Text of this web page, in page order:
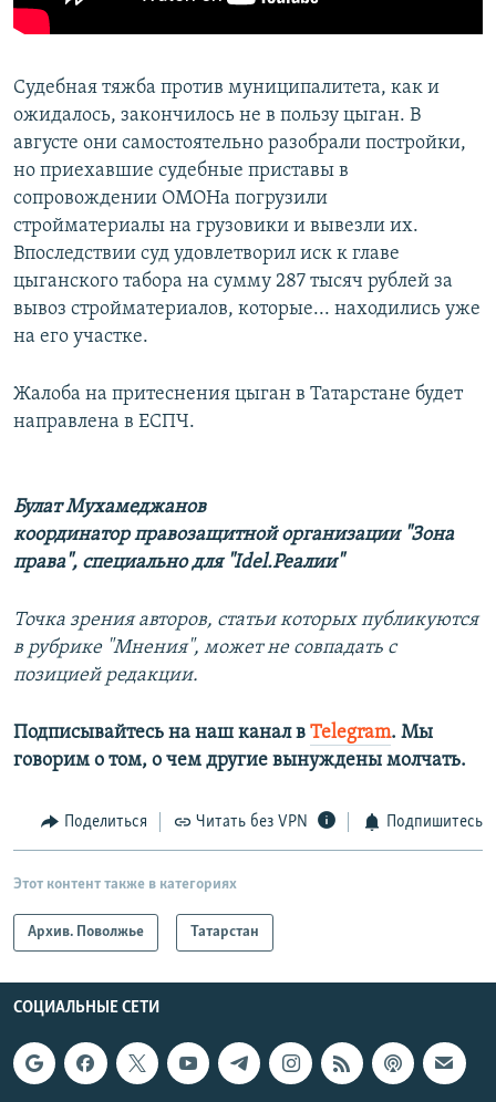
Судебная тяжба против муниципалитета, как и
ожидалось, закончилось не в пользу цыган. В
августе они самостоятельно разобрали постройки,
но приехавшие судебные приставы в
сопровождении ОМОНа погрузили
стройматериалы на грузовики и вывезли их.
Впоследствии суд удовлетворил иск к главе
цыганского табора на сумму 287 тысяч рублей за
вывоз стройматериалов, которые... находились уже
на его участке.
Жалоба на притеснения цыган в Татарстане будет
направлена в ЕСПЧ.
Булат Мухамеджанов
координатор правозащитной организации "Зона
права", специально для "Idel.Реалии"
Точка зрения авторов, статьи которых публикуются
в рубрике "Мнения", может не совпадать с
позицией редакции.
Подписывайтесь на наш канал в Telegram. Мы
говорим о том, о чем другие вынуждены молчать.
Поделиться Читать без VPN Подпишитесь
Этот контент также в категориях
Архив. Поволжье Татарстан
СОЦИАЛЬНЫЕ СЕТИ